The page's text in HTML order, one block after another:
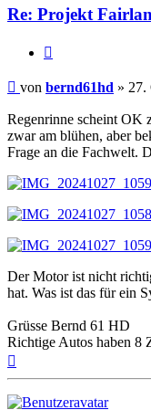
Re: Projekt
Beitrag
von bernd61hd » 27.
Regenrinne scheint OK
zwar am blühen, aber
Frage an die Fachwelt.
Der Motor ist nicht
hat. Was ist das für ein
Grüsse Bernd 61 HD
Richtige Autos haben 8